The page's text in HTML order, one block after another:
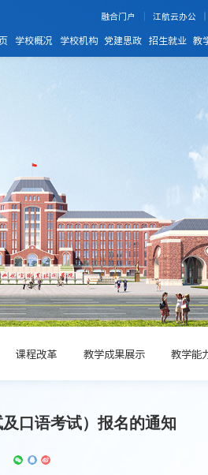
融合门户 江航云办公
学校概况 学校机构 党建思政 招生就业 教
课程改革 教学成果展示 教学能
口语考试）报名的通知